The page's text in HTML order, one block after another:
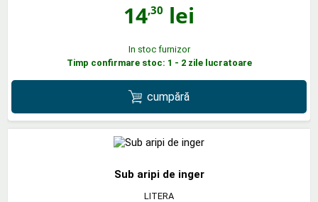
14,30 lei
In stoc furnizor
Timp confirmare stoc: 1 - 2 zile lucratoare
cumpără
Sub aripi de inger
LITERA